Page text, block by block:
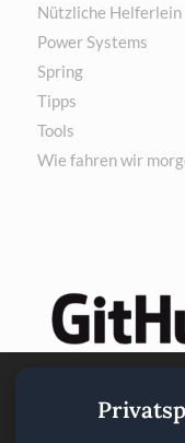
Nützliche Helferlein
Power Systems
Spring
Tipps
Tools
Wie fahren wir